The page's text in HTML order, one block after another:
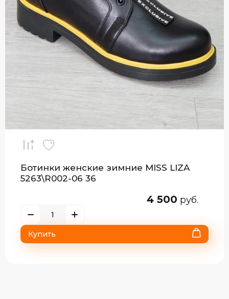
Ботинки женские зимние MISS LIZA
5263\R002-06 36
4 500 руб.
Купить